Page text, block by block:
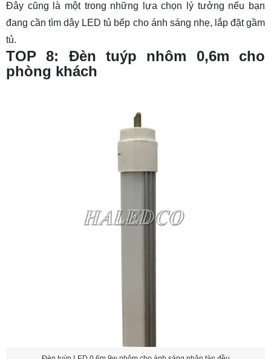
Đây cũng là một trong những lựa chọn lý tưởng nếu bạn
đang cần tìmdây LED tủ bếp cho ánh sáng nhẹ, lắp đặt gầm
tủ.
TOP 8: Đèn tuýp nhôm 0,6m cho
phòng khách